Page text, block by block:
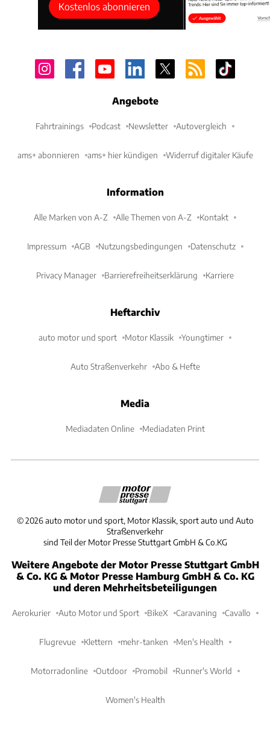
Kostenlos abonnieren
Angebote
Fahrtrainings Podcast Newsletter Autovergleich
ams+ abonnieren ams+ hier kündigen Widerruf digitaler Käufe
Information
Alle Marken von A-Z Alle Themen von A-Z Kontakt
Impressum AGB Nutzungsbedingungen Datenschutz
Privacy Manager Barrierefreiheitserklärung Karriere
Heftarchiv
auto motor und sport Motor Klassik Youngtimer
Auto Straßenverkehr Abo & Hefte
Media
Mediadaten Online Mediadaten Print
©2026 auto motor und sport, Motor Klassik, sport auto und Auto
Straßenverkehr
sind Teil der Motor Presse Stuttgart GmbH & Co.KG
Weitere Angebote der Motor Presse Stuttgart GmbH
& Co. KG & Motor Presse Hamburg GmbH & Co. KG
und deren Mehrheitsbeteiligungen
Aerokurier Auto Motor und Sport BikeX Caravaning Cavallo
Flugrevue Klettern mehr-tanken Men's Health
Motorradonline Outdoor Promobil Runner's World
Women's Health